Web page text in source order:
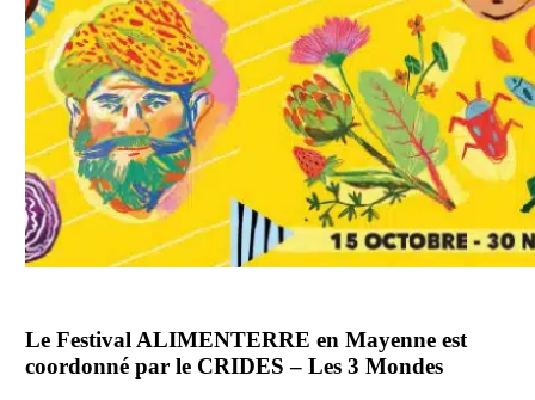
Le Festival ALIMENTERRE en Mayenne est
coordonné par le CRIDES – Les 3 Mondes